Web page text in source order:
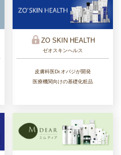
ZO SKIN HEALTH
ゼオスキンへルス
皮膚科医Dr.オバジが開発
医療機関向けの基礎化粧品